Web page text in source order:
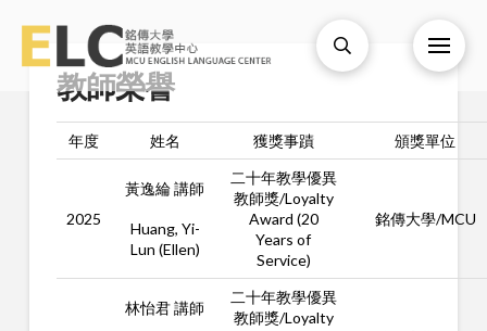
教師榮譽
年度 姓名 獲獎事蹟 頒獎單位
2025
黃逸綸 講師
Huang, Yi-
Lun (Ellen)
二十年教學優異
教師獎/Loyalty
Award (20
Years of
Service)
銘傳大學/MCU
林怡君 講師
二十年教學優異
教師獎/Loyalty